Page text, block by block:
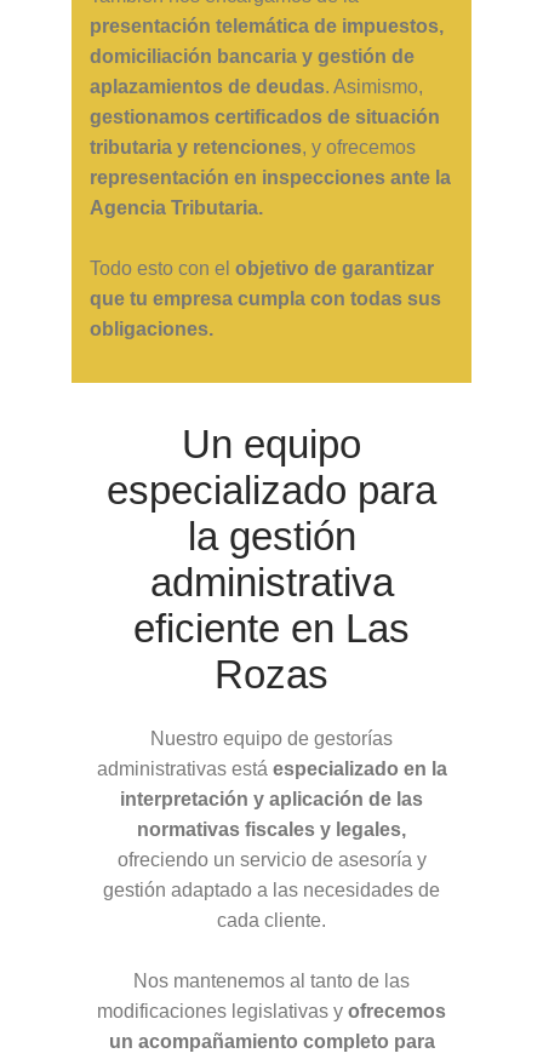
presentación telemática de impuestos,
domiciliación bancaria y gestión de
aplazamientos de deudas. Asimismo,
gestionamos certificados de situación
tributaria y retenciones, y ofrecemos
representación en inspecciones ante la
Agencia Tributaria.
Todo esto con el objetivo de garantizar
que tu empresa cumpla con todas sus
obligaciones.
Un equipo
especializado para
la gestión
administrativa
eficiente en Las
Rozas
Nuestro equipo de gestorías
administrativas está especializado en la
interpretación y aplicación de las
normativas fiscales y legales,
ofreciendo un servicio de asesoría y
gestión adaptado a las necesidades de
cada cliente.
Nos mantenemos al tanto de las
modificaciones legislativas y ofrecemos
un acompañamiento completo para